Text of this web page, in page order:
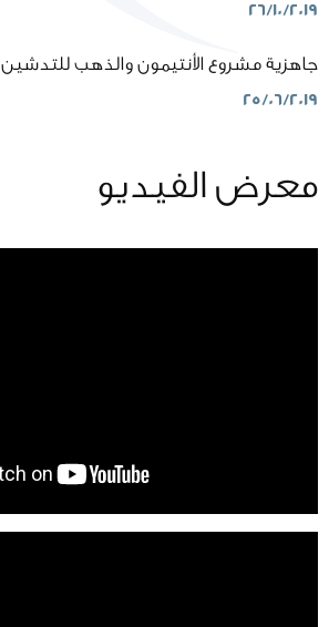
26/10/2019
جاهزية مشروع الأنتيمون والذهب للتدشين
25/06/2019
معرض الفيديو